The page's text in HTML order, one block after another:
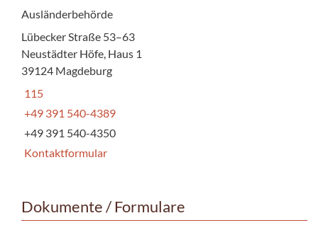
Ausländerbehörde
Lübecker Straße 53–63
Neustädter Höfe, Haus 1
39124 Magdeburg
115
+49 391 540-4389
+49 391 540-4350
Kontaktformular
Dokumente / Formulare